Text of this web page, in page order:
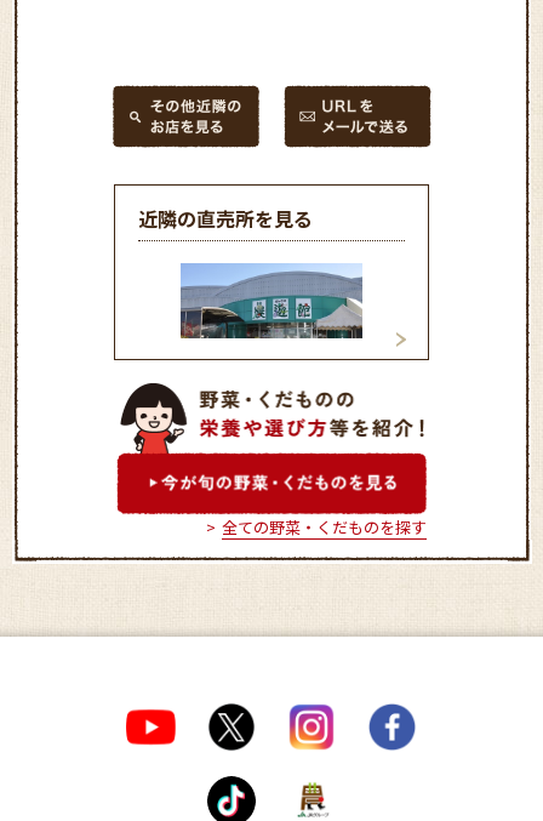
近隣の直売所を見る
おかざき農遊館 ふれあいドーム
全ての野菜・くだものを探す